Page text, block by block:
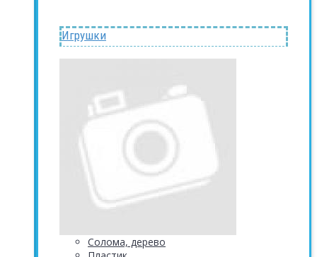
Игрушки
Солома, дерево